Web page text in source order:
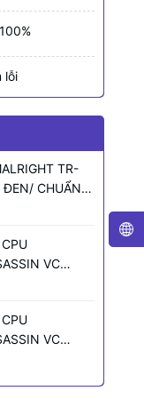
lỗi
TR-
CHUẨN
850W)
VC
VC
TRẮNG)